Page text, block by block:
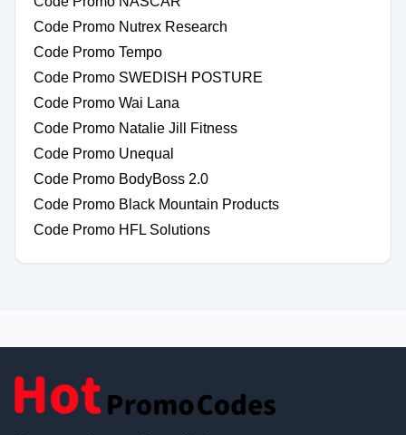
Code Promo Nutrex Research
Code Promo Tempo
Code Promo SWEDISH POSTURE
Code Promo Wai Lana
Code Promo Natalie Jill Fitness
Code Promo Unequal
Code Promo BodyBoss 2.0
Code Promo Black Mountain Products
Code Promo HFL Solutions